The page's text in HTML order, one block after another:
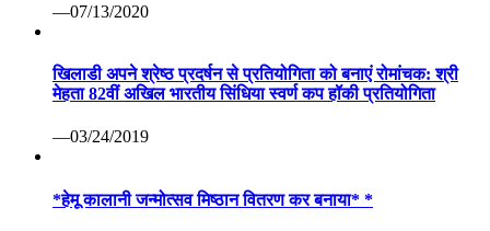
—07/13/2020
खिलाडी अपने श्रेष्ठ प्रदर्षन से प्रतियोगिता को बनाएं रोमांचक: श्री
मेहता 82वीं अखिल भारतीय सिंधिया स्वर्ण कप हॉकी प्रतियोगिता
—03/24/2019
*हेमू कालानी जन्मोत्सव मिष्ठान वितरण कर बनाया* *